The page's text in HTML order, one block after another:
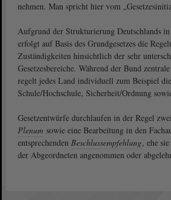
nehmen. Man spricht hier vom
Aufgrund der Strukturierung Deutschlands
erfolgt auf Basis des Grundgesetzes die
Zuständigkeiten hinsichtlich der sehr
Gesetzesbereiche. Während der Bund
regelt jedes Land individuell zum Beispiel
Schule/Hochschule, Sicherheit/Ordnung
Gesetzentwürfe durchlaufen in der Regel
Plenum sowie eine Bearbeitung in den
entsprechenden Beschlussempfehlung, ehe
der Abgeordneten angenommen oder